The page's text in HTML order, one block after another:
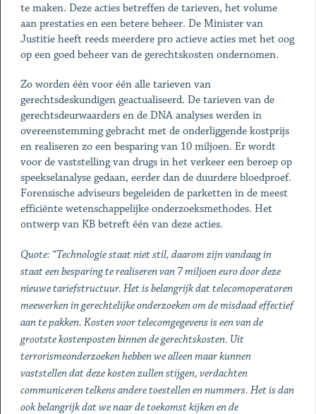
te maken. Deze acties betreffen de tarieven, het volume
aan prestaties en een betere beheer. De Minister van
Justitie heeft reeds meerdere pro actieve acties met het oog
op een goed beheer van de gerechtskosten ondernomen.
Zo worden één voor één alle tarieven van
gerechtsdeskundigen geactualiseerd. De tarieven van de
gerechtsdeurwaarders en de DNA analyses werden in
overeenstemming gebracht met de onderliggende kostprijs
en realiseren zo een besparing van 10 miljoen. Er wordt
voor de vaststelling van drugs in het verkeer een beroep op
speekselanalyse gedaan, eerder dan de duurdere bloedproef.
Forensische adviseurs begeleiden de parketten in de meest
efficiënte wetenschappelijke onderzoeksmethodes. Het
ontwerp van KB betreft één van deze acties.
Quote: “Technologie staat niet stil, daarom zijn vandaag in
staat een besparing te realiseren van 7 miljoen euro door deze
nieuwe tariefstructuur. Het is belangrijk dat telecomoperatoren
meewerken in gerechtelijke onderzoeken om de misdaad effectief
aan te pakken. Kosten voor telecomgegevens is een van de
grootste kostenposten binnen de gerechtskosten. Uit
terrorismeonderzoeken hebben we alleen maar kunnen
vaststellen dat deze kosten zullen stijgen, verdachten
communiceren telkens andere toestellen en nummers. Het is dan
ook belangrijk dat we naar de toekomst kijken en de